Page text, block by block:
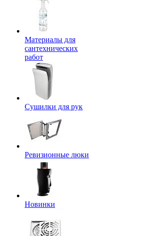
Материалы для
сантехнических
работ
Сушилки для рук
Ревизионные люки
Новинки